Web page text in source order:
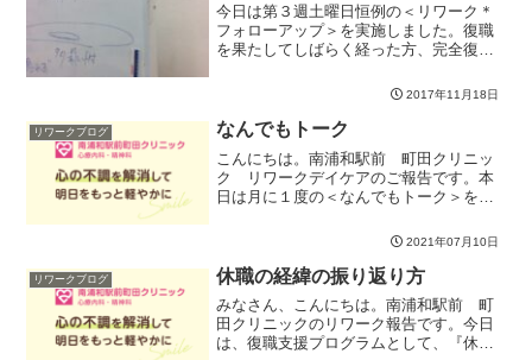
今日は第３週土曜日恒例の＜リワーク＊
フォローアップ＞を実施しました。復職
を果たしてしばらく経った方、完全復帰
方、さまざまな段階での「今思っている
こと」をシェアできた１日でした。今日
は”「はい」と思わずテキ...
2017年11月18日
リワークブログ なんでもトーク
こんにちは。南浦和駅前 町田クリニッ
ク リワークデイケアのご報告です。本
日は月に１度の＜なんでもトーク＞を実
お話があり、分かち合うことができまし
た。他の人だったらどのように考えるの
か、どうしているのか、日...
2021年07月10日
リワークブログ 休職の経緯の振り返り方
みなさん、こんにちは。南浦和駅前 町
田クリニックのリワーク報告です。今日
は、復職支援プログラムとして、『休職